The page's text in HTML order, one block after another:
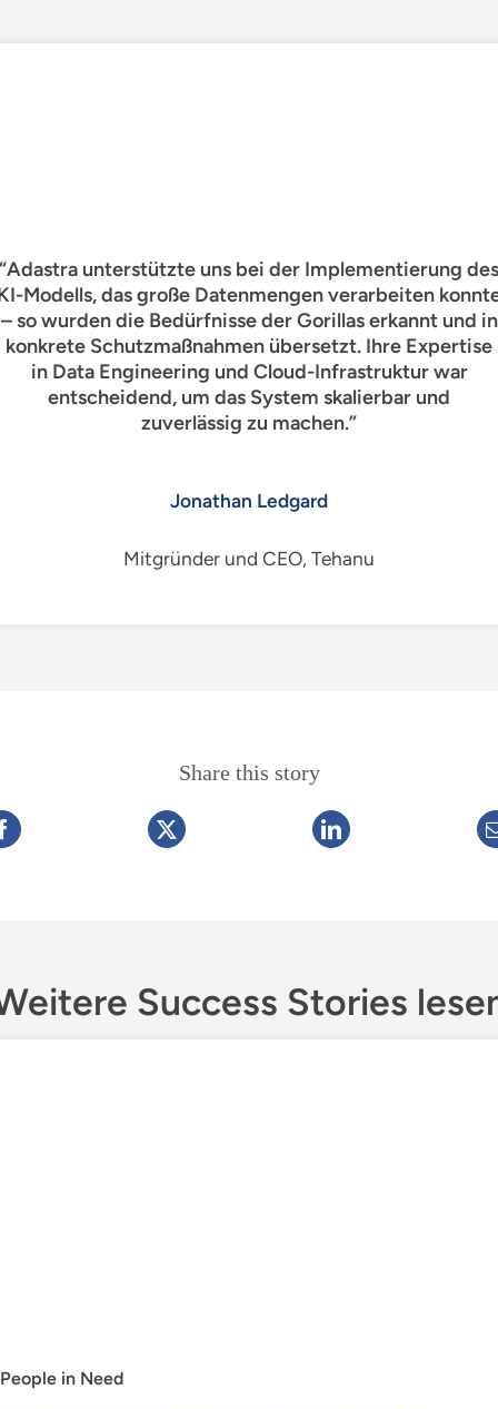
“Adastra unterstützte uns bei der Implementierung des
Modells, das große Datenmengen verarbeiten
– so wurden die Bedürfnisse der Gorillas erkannt und in
konkrete Schutzmaßnahmen übersetzt. Ihre Expertise
in Data Engineering und Cloud-Infrastruktur war
entscheidend, um das System skalierbar und
zuverlässig zu machen.”
Jonathan Ledgard
Mitgründer und CEO, Tehanu
Share this story
Success Stories
People in Need